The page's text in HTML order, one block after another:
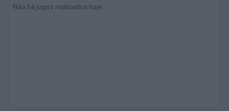
Não há jogos realizados hoje.